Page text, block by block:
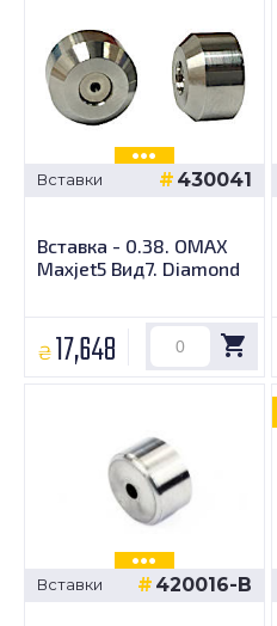
Вставки 430041
Вставка - 0.38. OMAX
Maxjet5 Вид7. Diamond
₴ 17,648
Вставки 420016-B